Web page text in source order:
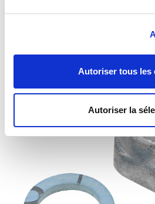
Autoriser tous les
Autoriser la